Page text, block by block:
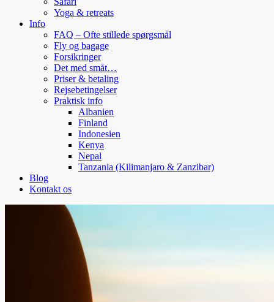
Yoga & retreats
Info
FAQ – Ofte stillede spørgsmål
Fly og bagage
Forsikringer
Det med småt…
Priser & betaling
Rejsebetingelser
Praktisk info
Albanien
Finland
Indonesien
Kenya
Nepal
Tanzania (Kilimanjaro & Zanzibar)
Blog
Kontakt os